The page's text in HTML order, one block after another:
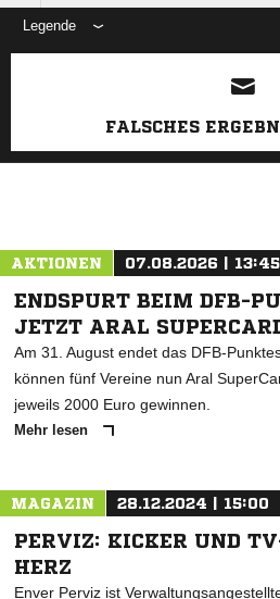
Legende
FALSCHES
AKTIONEN 07.08.2026 | 13:45
ENDSPURT BEIM DFB-
JETZT ARAL
Am 31. August endet das DFB-
können fünf Vereine nun Aral
jeweils 2000 Euro gewinnen.
Mehr lesen
MAGAZIN 28.12.2024 | 15:00
PERVIZ: KICKER UND
HERZ
Enver Perviz ist